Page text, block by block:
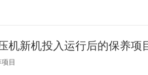
机新机投入运行后的保养项
目